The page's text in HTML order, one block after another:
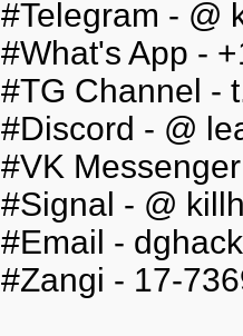
#Telegram - @
#What's App -
#TG Channel -
#Discord - @
#VK
#Signal - @
#Email -
#Zangi - 17-